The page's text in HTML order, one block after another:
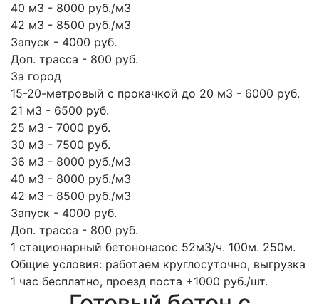
40 м3 - 8000 руб./м3
42 м3 - 8500 руб./м3
Запуск - 4000 руб.
Доп. трасса - 800 руб.
За город
15-20-метровый с прокачкой до 20 м3 - 6000 руб.
21 м3 - 6500 руб.
25 м3 - 7000 руб.
30 м3 - 7500 руб.
36 м3 - 8000 руб./м3
40 м3 - 8000 руб./м3
42 м3 - 8500 руб./м3
Запуск - 4000 руб.
Доп. трасса - 800 руб.
1 стационарный бетононасос 52м3/ч. 100м. 250м.
Общие условия: работаем круглосуточно, выгрузка
1 час бесплатно, проезд поста +1000 руб./шт.